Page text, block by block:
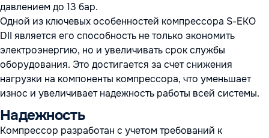
давлением до 13 бар.
Одной из ключевых особенностей компрессора S-EKO
DII является его способность не только экономить
электроэнергию, но и увеличивать срок службы
оборудования. Это достигается за счет снижения
нагрузки на компоненты компрессора, что уменьшает
износ и увеличивает надежность работы всей системы.
Надежность
Компрессор разработан с учетом требований к